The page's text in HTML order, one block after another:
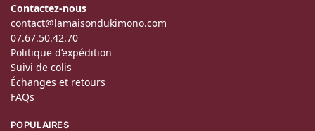
Contactez-nous
contact@lamaisondukimono.com
07.67.50.42.70
Politique d’expédition
Suivi de colis
Échanges et retours
FAQs
POPULAIRES